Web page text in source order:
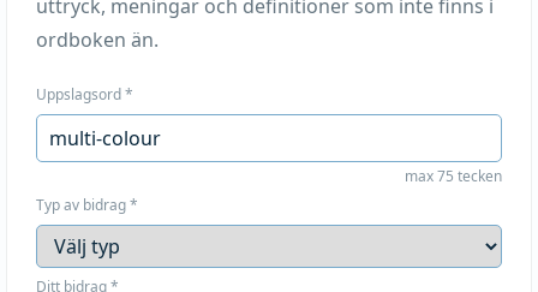
uttryck, meningar och definitioner som inte finns i
ordboken än.
Uppslagsord*
max 75 tecken
Typ av bidrag*
Ditt bidrag*